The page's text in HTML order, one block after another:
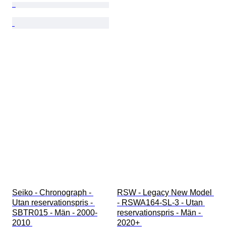
Seiko - Chronograph -
Utan reservationspris -
SBTR015 - Män - 2000-
2010
RSW - Legacy New Model
- RSWA164-SL-3 - Utan
reservationspris - Män -
2020+